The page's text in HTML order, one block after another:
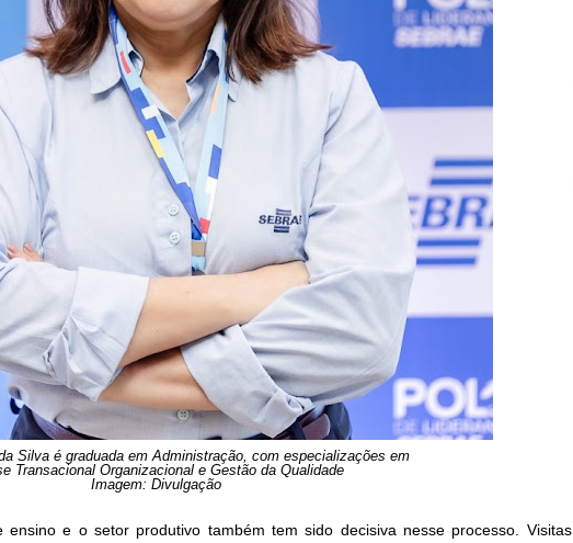
Silva é graduada em Administração, com especializações em
Transacional Organizacional e Gestão da Qualidade
Imagem: Divulgação
ensino e o setor produtivo também tem sido decisiva nesse processo. Visitas